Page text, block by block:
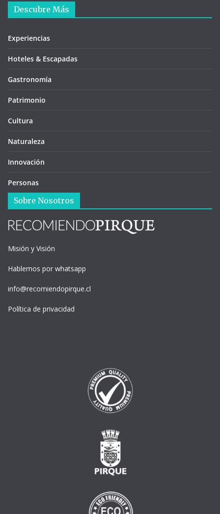
Descubre Más
Experiencias
Hoteles & Escapadas
Gastronomía
Patrimonio
Cultura
Naturaleza
Innovación
Personas
Sobre Nosotros
Misión y Visión
Hablemos por whatsapp
info@recomiendopirque.cl
Política de privacidad